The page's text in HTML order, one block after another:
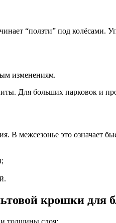
“ползти” под колёсами.
изменениям.
Для больших парковок и
В межсезонье это означает
крошки для
и толщины слоя: